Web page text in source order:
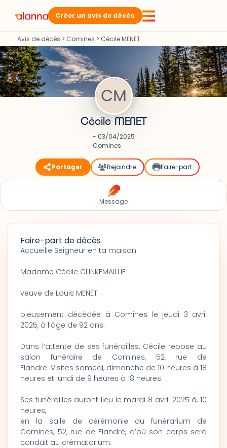
Créer un avis de décès
Avis de décès > Comines > Cécile MENET
Cécile MENET
- 03/04/2025
Comines
Partager Rejoindre Faire-part
Message
Faire-part de décès
Accueille Seigneur en ta maison
Madame Cécile CLINKEMAILLIE
veuve de Louis MENET
pieusement décédée à Comines le jeudi 3 avril
2025, à l’âge de 92 ans.
Dans l’attente de ses funérailles, Cécile repose au
salon funéraire de Comines, 52, rue de
Flandre. Visites samedi, dimanche de 10 heures à 18
heures et lundi de 9 heures à 18 heures.
Ses funérailles auront lieu le mardi 8 avril 2025 à, 10
heures,
en la salle de cérémonie du funérarium de
Comines, 52, rue de Flandre, d’où son corps sera
conduit au crématorium.